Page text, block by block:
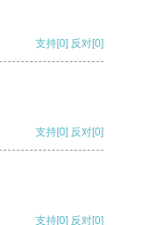
支持[0] 反对[0]
支持[0] 反对[0]
支持[0] 反对[0]